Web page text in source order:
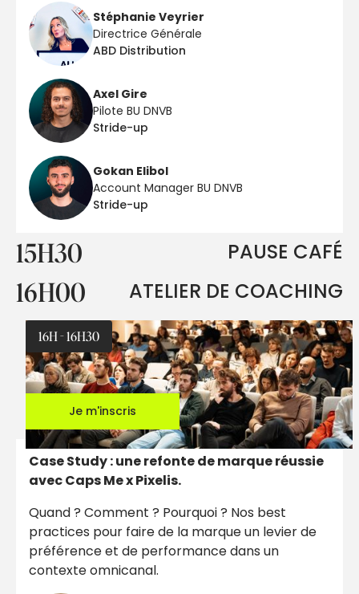
Stéphanie Veyrier
Directrice Générale
ABD Distribution
Axel Gire
Pilote BU DNVB
Stride-up
Gokan Elibol
Account Manager BU DNVB
Stride-up
15H30 PAUSE CAFÉ
16H00 ATELIER DE COACHING
16H - 16H30
Je m'inscris
Case Study : une refonte de marque réussie
avec Caps Me x Pixelis.
Quand ? Comment ? Pourquoi ? Nos best
practices pour faire de la marque un levier de
préférence et de performance dans un
contexte omnicanal.